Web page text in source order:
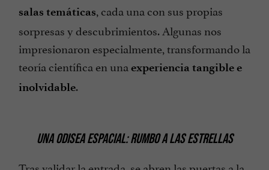
salas temáticas, cada una con sus propias
sorpresas y descubrimientos. Algunas nos
impresionaron especialmente, transformando la
teoría científica en una experiencia tangible e
inolvidable.
UNA ODISEA ESPACIAL: RUMBO A LAS ESTRELLAS